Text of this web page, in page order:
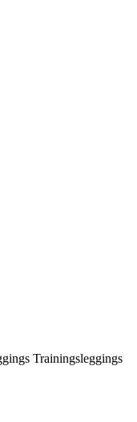
Trainingsleggings